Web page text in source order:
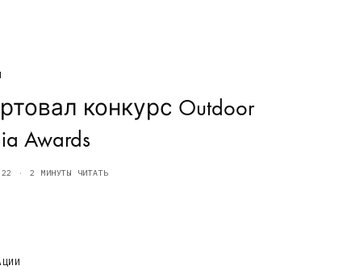
конкурс Outdoor
Awards
2 МИНУТЫ ЧИТАТЬ